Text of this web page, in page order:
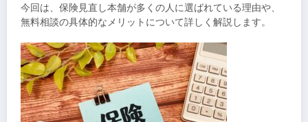
今回は、保険見直し本舗が多くの人に選ばれている理由や、
無料相談の具体的なメリットについて詳しく解説します。